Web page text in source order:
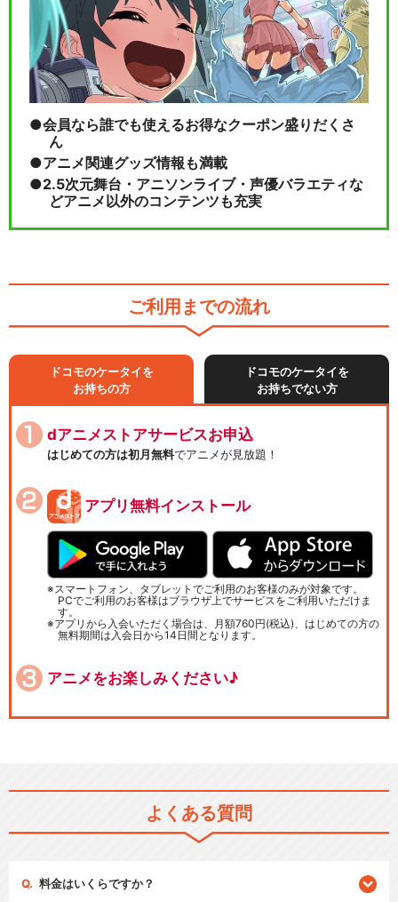
会員なら誰でも使えるお得なクーポン盛りだくさ
ん
アニメ関連グッズ情報も満載
2.5次元舞台・アニソンライブ・声優バラエティな
どアニメ以外のコンテンツも充実
ご利用までの流れ
ドコモのケータイを
お持ちの方
ドコモのケータイを
お持ちでない方
dアニメストアサービスお申込
はじめての方は初月無料でアニメが見放題！
アプリ無料インストール
スマートフォン、タブレットでご利用のお客様のみが対象です。
PCでご利用のお客様はブラウザ上でサービスをご利用いただけま
す。
アプリから入会いただく場合は、月額760円(税込)、はじめての方の
無料期間は入会日から14日間となります。
アニメをお楽しみください♪
よくある質問
料金はいくらですか？